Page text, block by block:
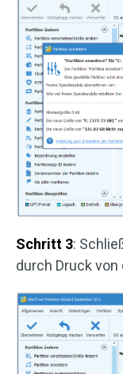
Schritt 3:
durch Druck von